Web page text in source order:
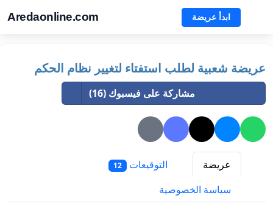
Aredaonline.com ابدأ عريضة
عريضة شعبية لطلب استفتاء لتغيير نظام الحكم
مشاركة على فيسبوك (16)
عريضة التوقيعات 12
سياسة الخصوصية